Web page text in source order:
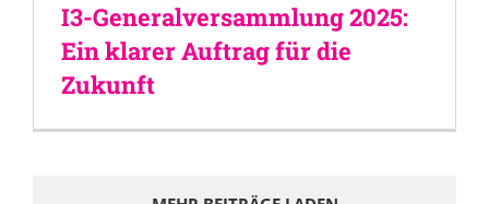
I3-Generalversammlung 2025:
Ein klarer Auftrag für die
Zukunft